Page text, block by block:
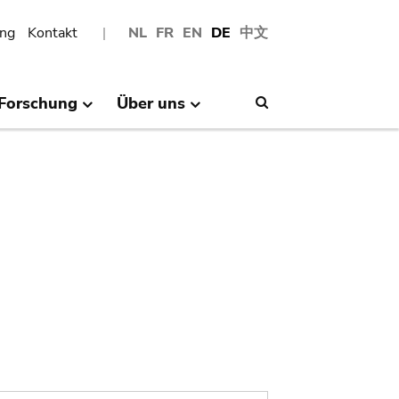
NL FR EN DE 中文
Kontakt
Über uns